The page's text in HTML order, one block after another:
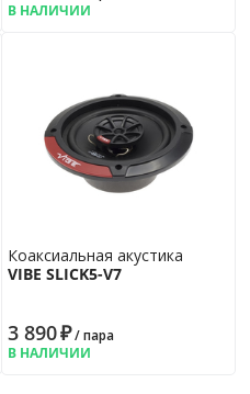
В НАЛИЧИИ
Коаксиальная акустика
VIBE SLICK5-V7
3 890₽/ пара
В НАЛИЧИИ